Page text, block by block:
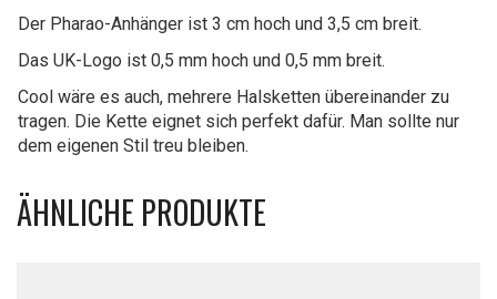
Der Pharao-Anhänger ist 3 cm hoch und 3,5 cm breit.
Das UK-Logo ist 0,5 mm hoch und 0,5 mm breit.
Cool wäre es auch, mehrere Halsketten übereinander zu
tragen. Die Kette eignet sich perfekt dafür. Man sollte nur
dem eigenen Stil treu bleiben.
ÄHNLICHE PRODUKTE